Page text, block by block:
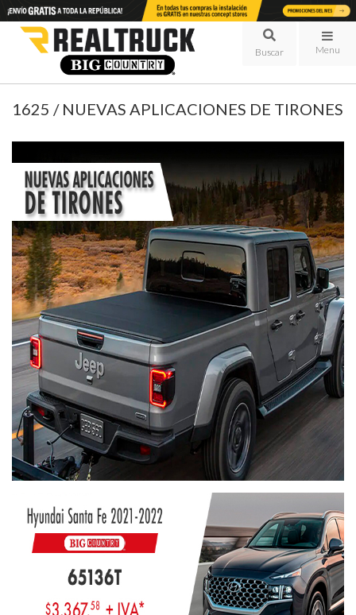
Menu
1625 / NUEVAS APLICACIONES DE TIRONES